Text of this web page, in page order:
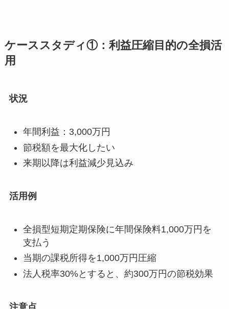
ケーススタディ①：利益圧縮目的の全損活
用
状況
年間利益：3,000万円
節税額を最大化したい
来期以降は利益減少見込み
活用例
全損型短期定期保険に年間保険料1,000万円を
支払う
当期の課税所得を1,000万円圧縮
法人税率30%とすると、約300万円の節税効果
注意点